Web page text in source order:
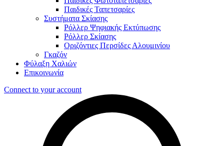
Παιδικές Ταπετσαρίες
Συστήματα Σκίασης
Ρόλλερ Ψηφιακής Εκτύπωσης
Ρόλλερ Σκίασης
Οριζόντιες Περσίδες Αλουμινίου
Γκαζόν
Φύλαξη Χαλιών
Επικοινωνία
Connect to your account